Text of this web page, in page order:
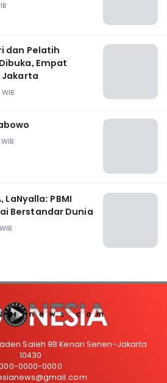
dan Pelatih
Empat
Jakarta
LaNyalla: PBMI
Berstandar Dunia
Saleh 9B Kenari Senen-Jakarta
10430
0000-0000